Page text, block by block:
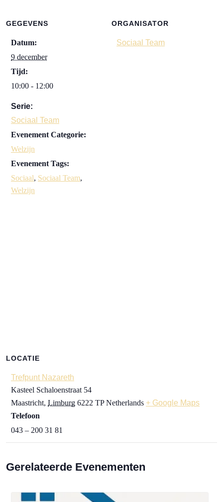
GEGEVENS
Datum:
9 december
Tijd:
10:00 - 12:00
Serie:
Sociaal Team
Evenement Categorie:
Welzijn
Evenement Tags:
Sociaal, Sociaal Team,
Welzijn
ORGANISATOR
Sociaal Team
LOCATIE
Trefpunt Nazareth
Kasteel Schaloenstraat 54
Maastricht, Limburg 6222 TP Netherlands + Google Maps
Telefoon
043 – 200 31 81
Gerelateerde Evenementen